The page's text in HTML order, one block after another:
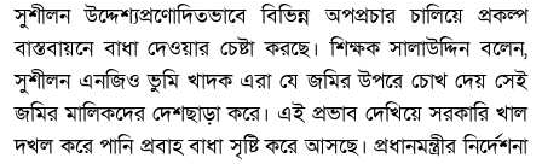
সুশীলন উদ্দেশ্যপ্রণোদিতভাবে বিভিন্ন অপপ্রচার চালিয়ে প্রকল্প
বাস্তবায়নে বাধা দেওয়ার চেষ্টা করছে। শিক্ষক সালাউদ্দিন বলেন,
সুশীলন এনজিও ভুমি খাদক এরা যে জমির উপরে চোখ দেয় সেই
জমির মালিকদের দেশছাড়া করে। এই প্রভাব দেখিয়ে সরকারি খাল
দখল করে পানি প্রবাহ বাধা সৃষ্টি করে আসছে। প্রধানমন্ত্রীর নির্দেশনা